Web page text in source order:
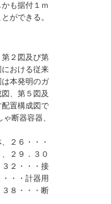
も据付１ｍ
ができる。
２図及び第
おける従来
本発明のガ
、第５図及
置構成図で
断器容器、
２６・・・
２９．３０
３２・・・接
・・計器用
８・・・断